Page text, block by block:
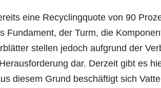
eine Recyclingquote von 90
Fundament, der Turm, die
stellen jedoch aufgrund der
dar. Derzeit gibt es
diesem Grund beschäftigt sich